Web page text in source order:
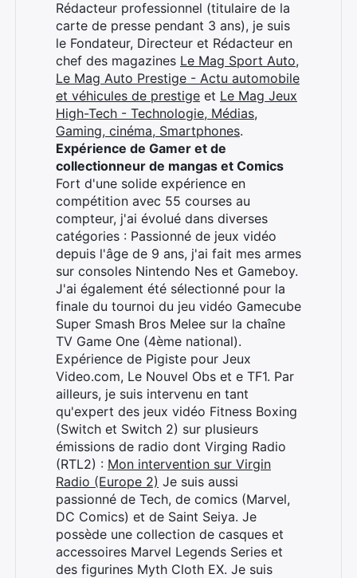
Rédacteur professionnel (titulaire de la
carte de presse pendant 3 ans), je suis
le Fondateur, Directeur et Rédacteur en
chef des magazines Le Mag Sport Auto,
Le Mag Auto Prestige - Actu automobile
et véhicules de prestige et Le Mag Jeux
High-Tech - Technologie, Médias,
Gaming, cinéma, Smartphones.
Expérience de Gamer et de
collectionneur de mangas et Comics
Fort d'une solide expérience en
compétition avec 55 courses au
compteur, j'ai évolué dans diverses
catégories : Passionné de jeux vidéo
depuis l'âge de 9 ans, j'ai fait mes armes
sur consoles Nintendo Nes et Gameboy.
J'ai également été sélectionné pour la
finale du tournoi du jeu vidéo Gamecube
Super Smash Bros Melee sur la chaîne
TV Game One (4ème national).
Expérience de Pigiste pour Jeux
Video.com, Le Nouvel Obs et e TF1. Par
ailleurs, je suis intervenu en tant
qu'expert des jeux vidéo Fitness Boxing
(Switch et Switch 2) sur plusieurs
émissions de radio dont Virging Radio
(RTL2) : Mon intervention sur Virgin
Radio (Europe 2) Je suis aussi
passionné de Tech, de comics (Marvel,
DC Comics) et de Saint Seiya. Je
possède une collection de casques et
accessoires Marvel Legends Series et
des figurines Myth Cloth EX. Je suis